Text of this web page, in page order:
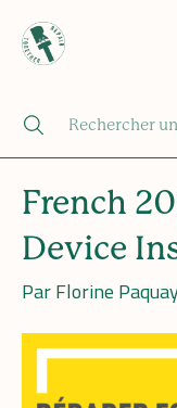
French
Device
ParFlorine